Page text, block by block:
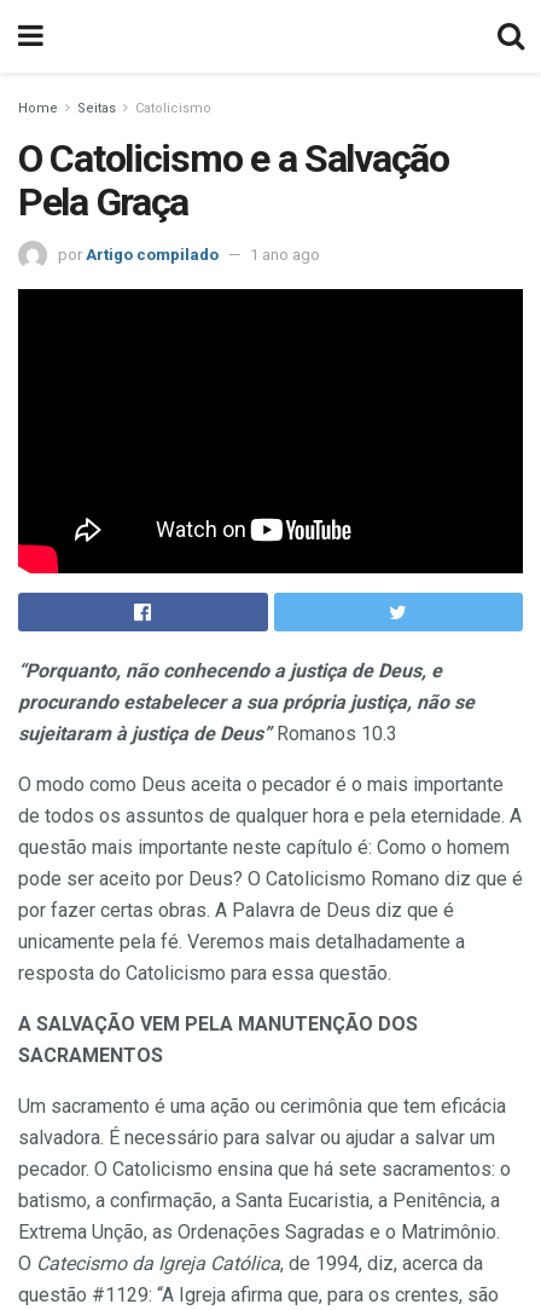
Home Seitas Catolicismo
O Catolicismo e a Salvação
Pela Graça
por Artigo compilado 1 ano ago
“Porquanto, não conhecendo a justiça de Deus, e
procurando estabelecer a sua própria justiça, não se
sujeitaram à justiça de Deus”Romanos 10.3
O modo como Deus aceita o pecador é o mais importante
de todos os assuntos de qualquer hora e pela eternidade. A
questão mais importante neste capítulo é: Como o homem
pode ser aceito por Deus? O Catolicismo Romano diz que é
por fazer certas obras. A Palavra de Deus diz que é
unicamente pela fé. Veremos mais detalhadamente a
resposta do Catolicismo para essa questão.
A SALVAÇÃO VEM PELA MANUTENÇÃO DOS
SACRAMENTOS
Um sacramento é uma ação ou cerimônia que tem eficácia
salvadora. É necessário para salvar ou ajudar a salvar um
pecador. O Catolicismo ensina que há sete sacramentos: o
batismo, a confirmação, a Santa Eucaristia, a Penitência, a
Extrema Unção, as Ordenações Sagradas e o Matrimônio.
O Catecismo da Igreja Católica, de 1994, diz, acerca da
questão #1129: “A Igreja afirma que, para os crentes, são